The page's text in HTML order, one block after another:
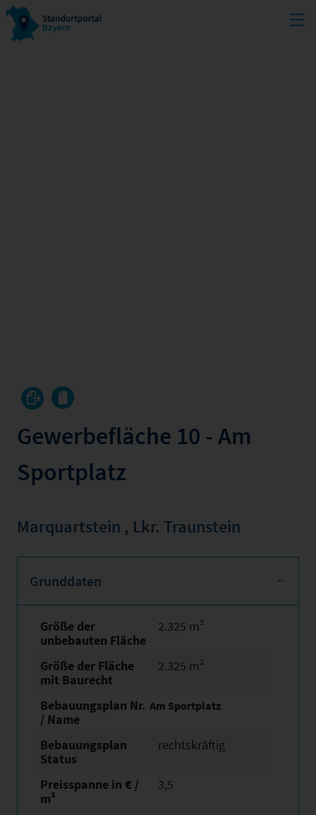
Gewerbefläche 10 - Am
Sportplatz
Marquartstein , Lkr. Traunstein
Grunddaten
Größe der
unbebauten Fläche
2.325 m²
Größe der Fläche
mit Baurecht
2.325 m²
Bebauungsplan Nr.
/ Name
Am Sportplatz
Bebauungsplan
Status
rechtskräftig
Preisspanne in € /
m²
3,5